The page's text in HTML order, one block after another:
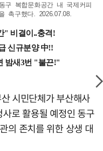
구 복합문화공간 내 국제커피
촉구했다. 2026.07.08.
시민단체가 부산해사
로 활용될 예정인 동구
의 존치를 위한 상생 대